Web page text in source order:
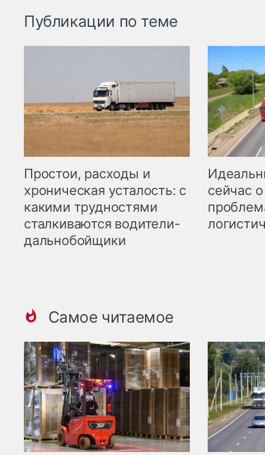
Публикации по теме
Простои, расходы и
хроническая усталость: с
какими трудностями
сталкиваются водители-
дальнобойщики
сейчас
Самое читаемое